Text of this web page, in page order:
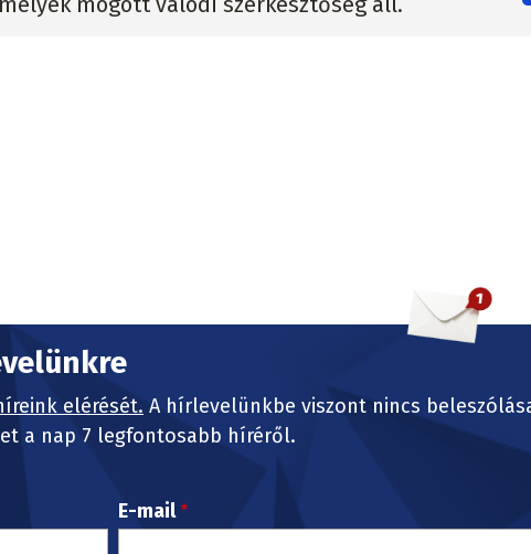
elérését. A hírlevelünkbe viszont nincs
a nap 7 legfontosabb híréről.
E-mail